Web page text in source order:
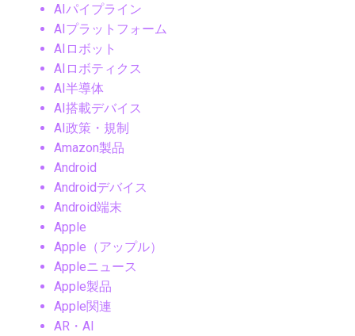
AIパイプライン
AIプラットフォーム
AIロボット
AIロボティクス
AI半導体
AI搭載デバイス
AI政策・規制
Amazon製品
Android
Androidデバイス
Android端末
Apple
Apple（アップル）
Appleニュース
Apple製品
Apple関連
AR・AI